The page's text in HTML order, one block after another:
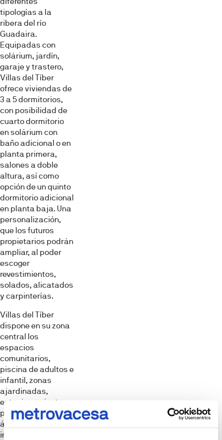
tipologías a la
ribera del río
Guadaira.
Equipadas con
solárium, jardín,
garaje y trastero,
Villas del Tíber
ofrece viviendas de
3 a 5 dormitorios,
con posibilidad de
cuarto dormitorio
en solárium con
baño adicional o en
planta primera,
salones a doble
altura, así como
opción de un quinto
dormitorio adicional
en planta baja. Una
personalización,
que los futuros
propietarios podrán
ampliar, al poder
escoger
revestimientos,
solados, alicatados
y carpinterías.
Villas del Tíber
dispone en su zona
central los
espacios
comunitarios,
piscina de adultos e
infantil, zonas
ajardinadas,
estacionamiento
para bicicletas y
área de juegos
infantiles. Además,